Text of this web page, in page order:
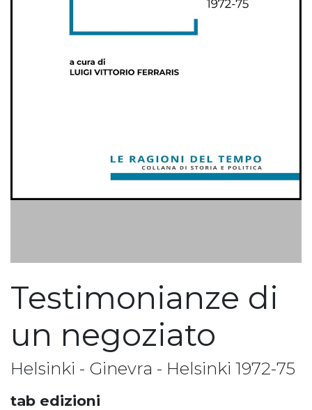
Testimonianze di
un negoziato
Helsinki - Ginevra - Helsinki 1972-75
tab edizioni